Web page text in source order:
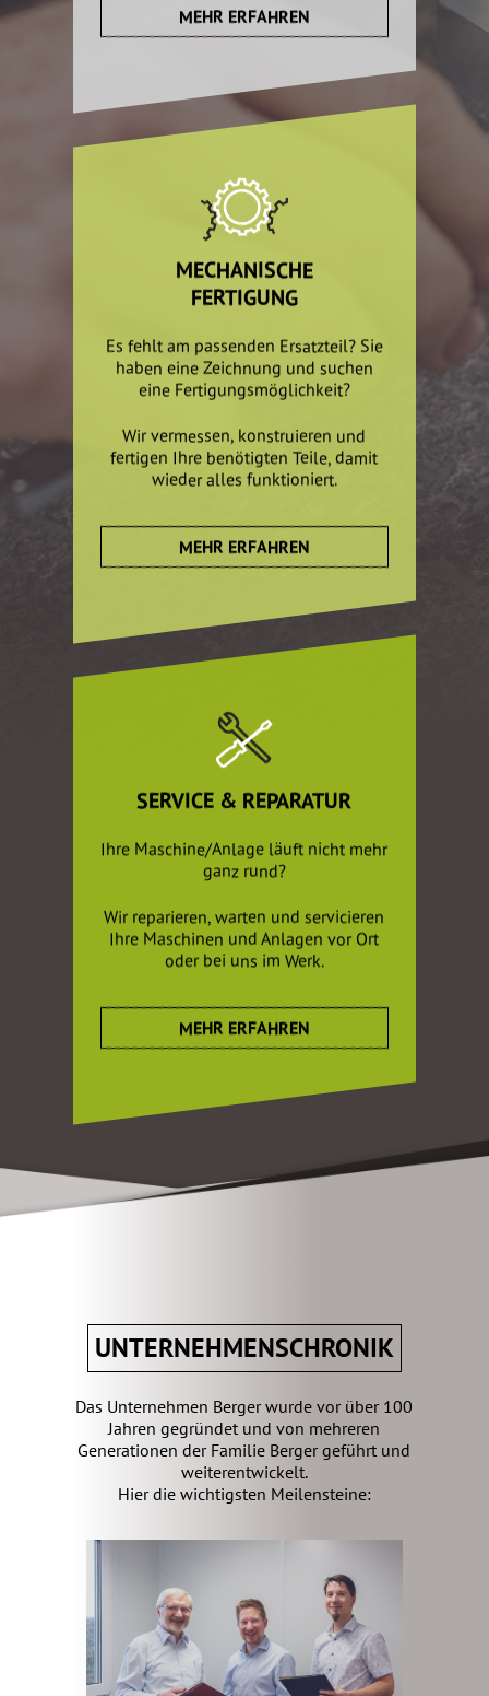
MEHR ERFAHREN
MECHANISCHE
FERTIGUNG
Es fehlt am passenden Ersatzteil? Sie
haben eine Zeichnung und suchen
eine Fertigungsmöglichkeit?
Wir vermessen, konstruieren und
fertigen Ihre benötigten Teile, damit
wieder alles funktioniert.
MEHR ERFAHREN
SERVICE & REPARATUR
Ihre Maschine/Anlage läuft nicht mehr
ganz rund?
Wir reparieren, warten und servicieren
Ihre Maschinen und Anlagen vor Ort
oder bei uns im Werk.
MEHR ERFAHREN
UNTERNEHMENSCHRONIK
Das Unternehmen Berger wurde vor über 100
Jahren gegründet und von mehreren
Generationen der Familie Berger geführt und
weiterentwickelt.
Hier die wichtigsten Meilensteine: